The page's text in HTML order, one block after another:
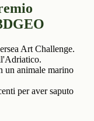
Art Challenge.
un animale marino
per aver saputo